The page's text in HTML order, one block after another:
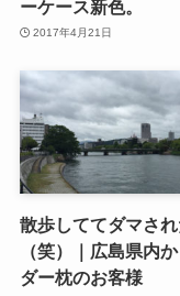
ーケース新色。
2017年4月21日
散歩しててダマさ
（笑）｜広島県内
ダー枕のお客様